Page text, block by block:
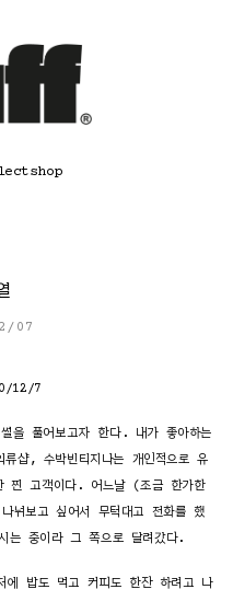
shop
07
12/7
을 풀어보고자 한다. 내가 좋아하는
샵, 수박빈티지나는 개인적으로 유
찐 고객이다. 어느날 (조금 한가한
눠보고 싶어서 무턱대고 전화를 했
는 중이라 그 쪽으로 달려갔다.
에 밥도 먹고 커피도 한잔 하려고 나